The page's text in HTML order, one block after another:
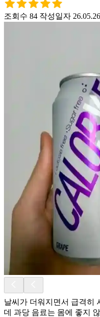
조회수 84 작성일자 26.05.26
날씨가 더워지면서 급격히
데 과당 음료는 몸에 좋지